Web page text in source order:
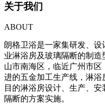
关于我们
ABOUT
朗格卫浴是一家集研发、
业淋浴房及玻璃隔断的制
山市南海区，临近广州市
进的五金加工生产线，淋
目的淋浴房设计、生产、
隔断的方案实施。